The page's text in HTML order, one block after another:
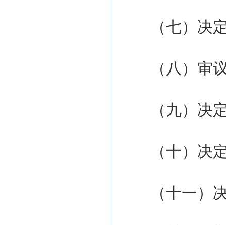
（七） 决
（ 八 ）审
（ 九）决
（十）决
（十一）